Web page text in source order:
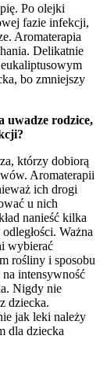
Po olejki
fazie infekcji,
Aromaterapia
Delikatnie
bo zmniejszy
uwadze rodzice,
którzy dobiorą
Aromaterapii
ich drogi
u nich
nanieść kilka
Ważna
wybierać
rośliny i sposobu
intensywność
Nigdy nie
dziecka.
jak leki należy
dla dziecka